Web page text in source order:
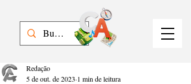
Redação
5 de out. de 2023 1 min de leitura